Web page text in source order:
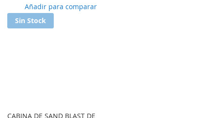
Añadir
a
lista
Añadir para comparar
Sin Stock
CABINA DE SAND BLAST DE